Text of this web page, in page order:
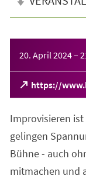
20. April 2024–
https://
(Öffnet
in
neuen
Tab)
Improvisieren
gelingen
Bühne - auch
mitmachen und